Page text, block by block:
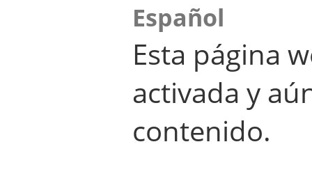
Español
Esta página
activada y
contenido.